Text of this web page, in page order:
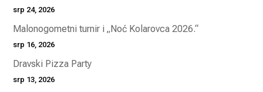
srp 24, 2026
Malonogometni turnir i „Noć Kolarovca 2026.“
srp 16, 2026
Dravski Pizza Party
srp 13, 2026